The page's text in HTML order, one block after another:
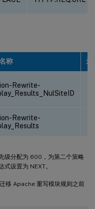
称 未
Rewrite-
Rewrite-
级分配为 600，为第二个策略
设置为 NEXT。
移 Apache 重写模块规则之前